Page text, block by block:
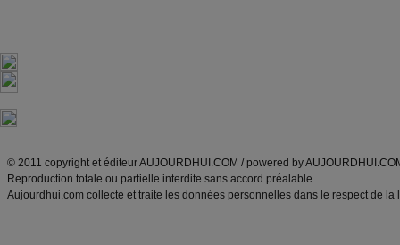
© 2011 copyright et éditeur AUJOURDHUI.COM / powered by
Reproduction totale ou partielle interdite sans accord préalable.
Aujourdhui.com collecte et traite les données personnelles dans le respect de